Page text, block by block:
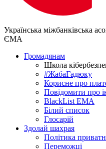
Українська міжбанківська
ЄМА
Громадянам
Школа
#ЖабаГадюку
Корисне про
Повідомити про
BlackList EMA
Білий список
Глосарій
Здолай шахрая
Політика
Переможцi